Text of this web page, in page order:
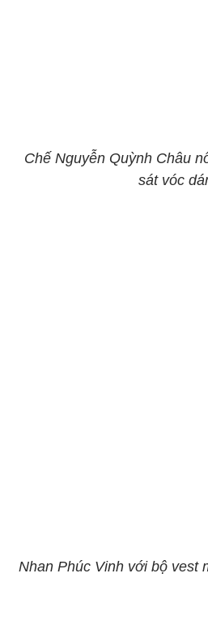
Chế Nguyễn Quỳnh Châu
sát vóc
Nhan Phúc Vinh với bộ vest